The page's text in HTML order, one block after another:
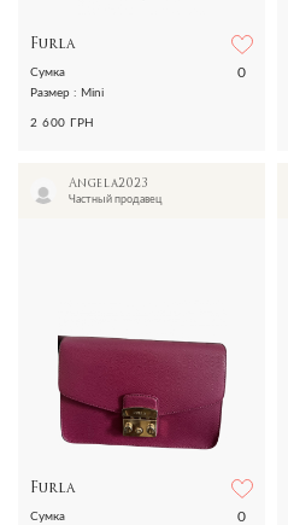
Furla
0
Сумка
Размер : Mini
2 600 ГРН
Angela2023
Частный продавец
Furla
0
Сумка